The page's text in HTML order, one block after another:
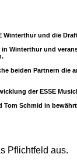
Winterthur und die
in Winterthur und
beiden Partnern
der ESSE
Schmid in
Pflichtfeld aus.